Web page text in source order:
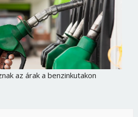
az árak a benzinkutakon